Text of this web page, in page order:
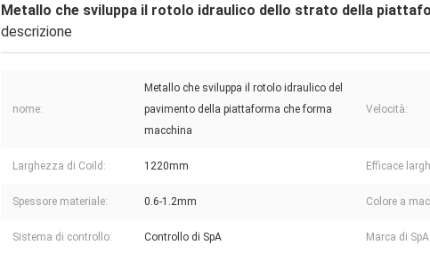
Metallo che sviluppa il rotolo idraulico dello strato della
descrizione
nome:
Metallo che sviluppa il rotolo idraulico del
pavimento della piattaforma che forma
macchina
Velocità:
Larghezza di Coild: 1220mm Efficace
Spessore materiale: 0.6-1.2mm Colore a
Sistema di controllo: Controllo di SpA Marca di SpA: